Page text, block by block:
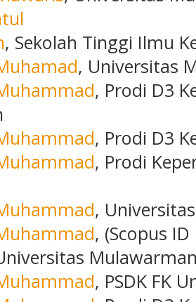
, Sekolah Tinggi Ilmu
, Universitas
, Prodi D3
, Prodi D3
, Prodi
,
, (Scopus
, PSDK FK